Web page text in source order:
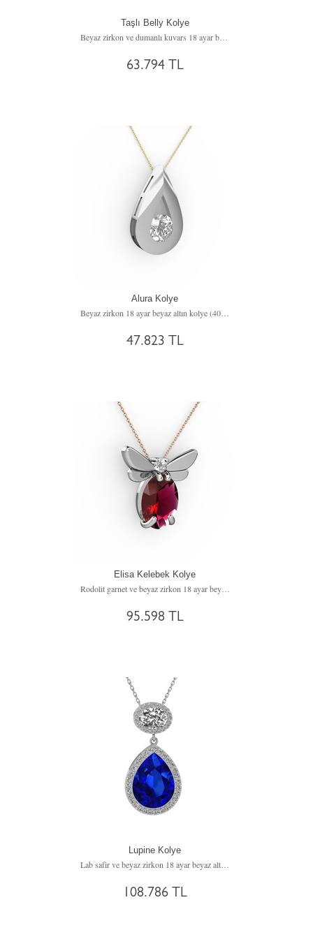
Taşlı Belly Kolye
Beyaz zirkon ve dumanlı kuvars 18 ayar beyaz altın kolye (40 cm beyaz altın rolo zincir)
63.794 TL
Alura Kolye
Beyaz zirkon 18 ayar beyaz altın kolye (40 cm altın rolo zincir)
47.823 TL
Elisa Kelebek Kolye
Rodolit garnet ve beyaz zirkon 18 ayar beyaz altın kolye (40 cm rose altın rolo zincir)
95.598 TL
Lupine Kolye
Lab safir ve beyaz zirkon 18 ayar beyaz altın kolye (40 cm beyaz altın rolo zincir)
108.786 TL